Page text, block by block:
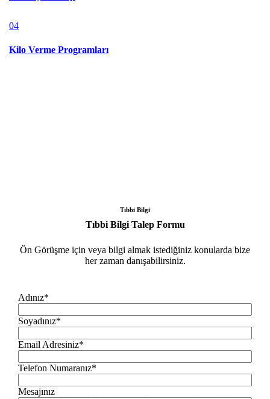
04
Kilo Verme Programları
Tıbbi Bilgi
Tıbbi Bilgi Talep Formu
Ön Görüşme için veya bilgi almak istediğiniz konularda bize
her zaman danışabilirsiniz.
Adınız*
Soyadınız*
Email Adresiniz*
Telefon Numaranız*
Mesajınız